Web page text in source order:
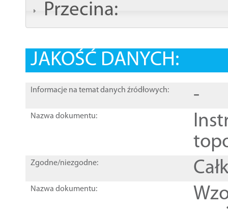
Przecina:
JAKOŚĆ DANYCH:
Informacje na temat danych źródłowych: -
Nazwa dokumentu:
Zgodne/niezgodne:
Nazwa dokumentu: